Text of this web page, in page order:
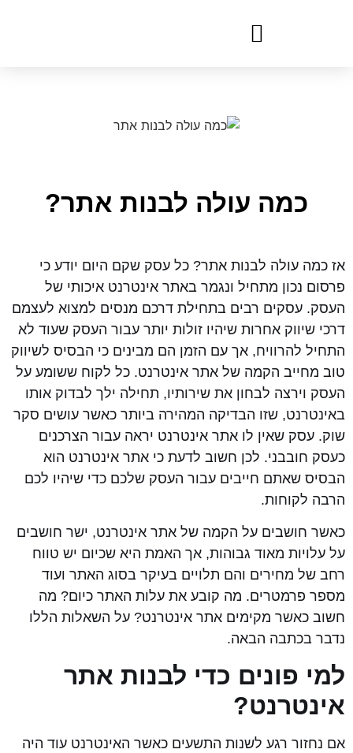
כמה עולה לבנות אתר?
אז כמה עולה לבנות אתר? כל עסק שקם היום יודע כי
פרסום נכון מתחיל ונגמר באתר אינטרנט איכותי של
העסק. עסקים רבים בתחילת דרכם מנסים למצוא לעצמם
דרכי שיווק אחרות שיהיו זולות יותר עבור העסק שעוד לא
התחיל להרוויח, אך עם הזמן הם מבינים כי הבסיס לשיווק
טוב מחייב הקמה של אתר אינטרנט. כל לקוח ששומע על
העסק וירצה לבחון את שירותיו, תחילה ילך לבדוק אותו
באינטרנט, שזו הבדיקה המהירה ביותר כאשר עושים סקר
שוק. עסק שאין לו אתר אינטרנט יראה עבור הצרכנים
כעסק חובבני. לכן חשוב לדעת כי אתר אינטרנט הוא
הבסיס שאתם חייבים עבור העסק שלכם כדי שיהיו לכם
הרבה לקוחות.
כאשר חושבים על הקמה של אתר אינטרנט, ישר חושבים
על עלויות מאוד גבוהות, אך האמת היא שכיום יש טווח
רחב של מחירים והם תלויים בעיקר בסוג האתר ועוד
מספר פרמטרים. מה קובע את עלות האתר כיום? מה
חשוב כאשר מקימים אתר אינטרנט? על השאלות הללו
נדבר בכתבה הבאה.
למי פונים כדי לבנות אתר
אינטרנט?
אם נחזור רגע לשנות התשעים כאשר האינטרנט עוד היה